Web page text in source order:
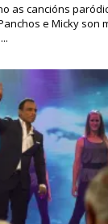
as cancións
e Micky son